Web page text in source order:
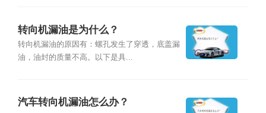
转向机漏油是为什么？
转向机漏油的原因有：螺孔发生了穿透，底盖漏
油，油封的质量不高。以下是具...
汽车转向机漏油怎么办？